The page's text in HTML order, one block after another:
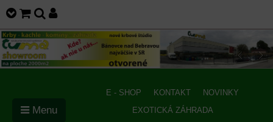
E - SHOP KONTAKT
NOVINKY
EXOTICKÁ ZÁHRADA
Menu